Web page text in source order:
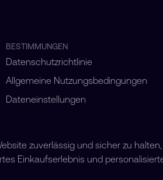
BESTIMMUNGEN
Datenschutzrichtlinie
Allgemeine Nutzungsbedingungen
Dateneinstellungen
zuverlässig und sicher zu halten,
Einkaufserlebnis und